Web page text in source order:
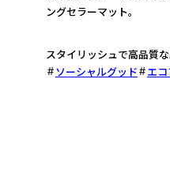
ングセラーマット。
スタイリッシュで高品質
ソーシャルグッド
エ